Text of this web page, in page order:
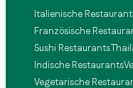
Italienische
Französische
Sushi Restaurants
Indische Restaurants
Vegetarische